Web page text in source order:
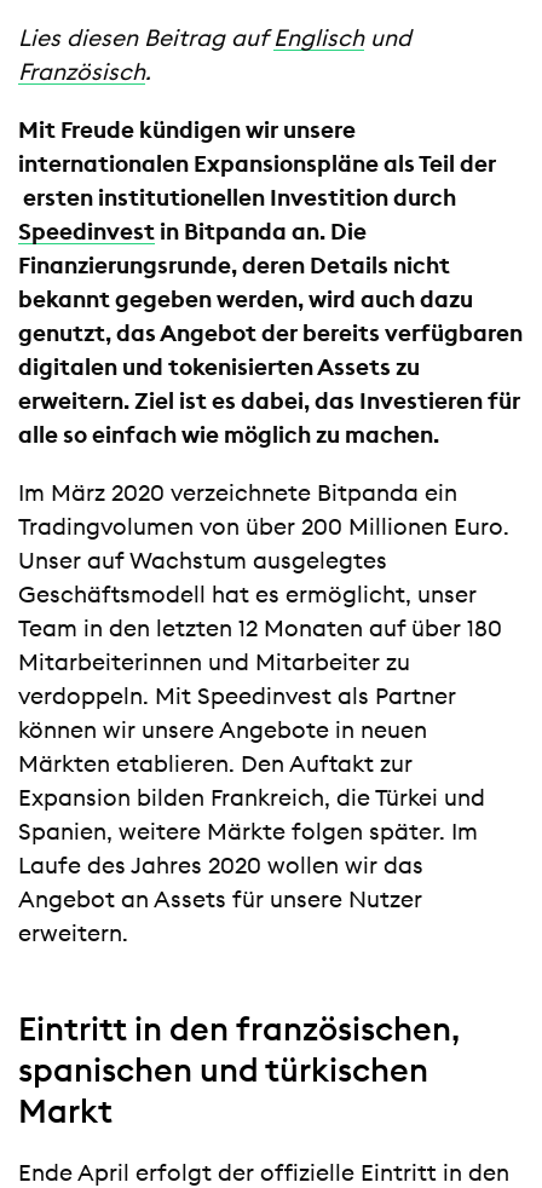
Lies diesen Beitrag auf Englischund
Französisch.
Mit Freude kündigen wir unsere
internationalen Expansionspläne als Teil der
ersten institutionellen Investition durch
Speedinvest in Bitpanda an. Die
Finanzierungsrunde, deren Details nicht
bekannt gegeben werden, wird auch dazu
genutzt, das Angebot der bereits verfügbaren
digitalen und tokenisierten Assets zu
erweitern. Ziel ist es dabei, das Investieren für
alle so einfach wie möglich zu machen.
Im März 2020 verzeichnete Bitpanda ein
Tradingvolumen von über 200 Millionen Euro.
Unser auf Wachstum ausgelegtes
Geschäftsmodell hat es ermöglicht, unser
Team in den letzten 12 Monaten auf über 180
Mitarbeiterinnen und Mitarbeiter zu
verdoppeln. Mit Speedinvest als Partner
können wir unsere Angebote in neuen
Märkten etablieren. Den Auftakt zur
Expansion bilden Frankreich, die Türkei und
Spanien, weitere Märkte folgen später. Im
Laufe des Jahres 2020 wollen wir das
Angebot an Assets für unsere Nutzer
erweitern.
Eintritt in den französischen,
spanischen und türkischen
Markt
Ende April erfolgt der offizielle Eintritt in den